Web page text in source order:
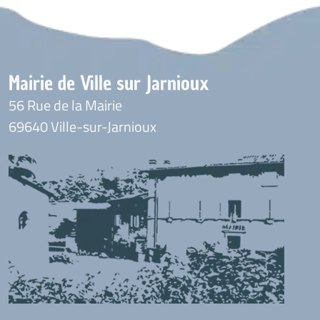
Mairie de Ville sur Jarnioux
56 Rue de la Mairie
69640 Ville-sur-Jarnioux